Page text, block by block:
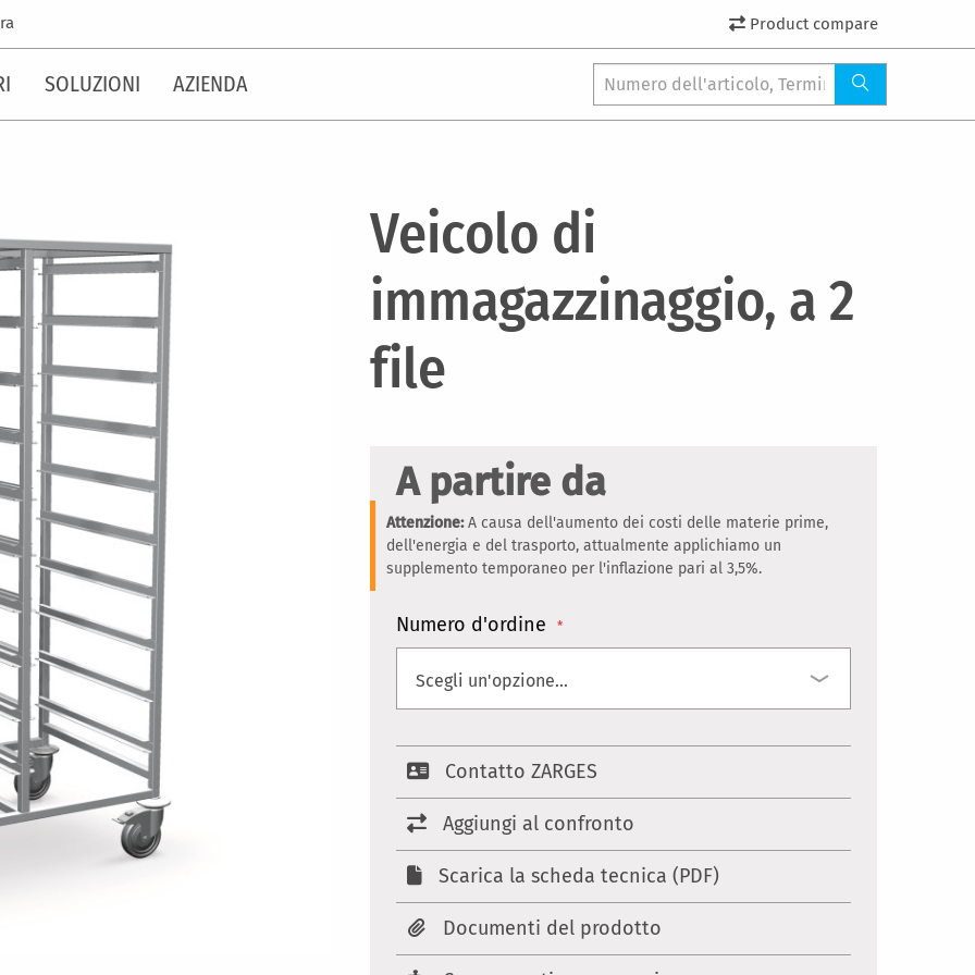
Product compare
SOLUZIONI AZIENDA
Veicolo di
immagazzinaggio, a 2
file
A partire da
Attenzione:A causa dell'aumento dei costi delle materie prime,
dell'energia e del trasporto, attualmente applichiamo un
supplemento temporaneo per l'inflazione pari al 3,5%.
Numero d'ordine
Contatto ZARGES
Aggiungi al confronto
Scarica la scheda tecnica (PDF)
Documenti del prodotto